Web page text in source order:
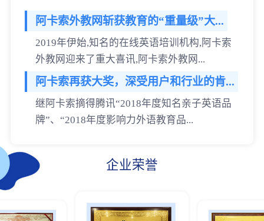
阿卡索外教网斩获教育的“重量级”大...
2019年伊始,知名的在线英语培训机构,阿卡索
外教网迎来了重大喜讯,阿卡索外教网...
阿卡索再获大奖，深受用户和行业的肯...
继阿卡索摘得腾讯“2018年度知名亲子英语品
牌”、“2018年度影响力外语教育品...
企业荣誉